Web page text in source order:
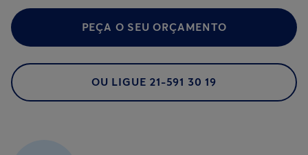
PEÇA O SEU ORÇAMENTO
OU LIGUE 21-591 30 19